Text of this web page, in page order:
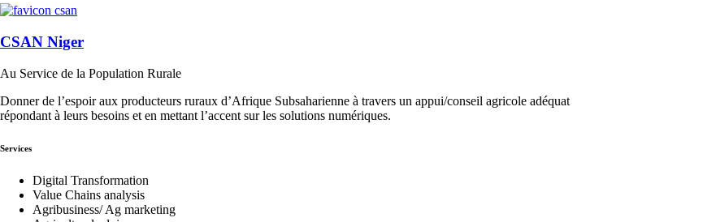
CSAN Niger
Au Service de la Population Rurale
Donner de l’espoir aux producteurs ruraux d’Afrique Subsaharienne à travers un appui/conseil agricole adéquat
répondant à leurs besoins et en mettant l’accent sur les solutions numériques.
Services
Digital Transformation
Value Chains analysis
Agribusiness/ Ag marketing